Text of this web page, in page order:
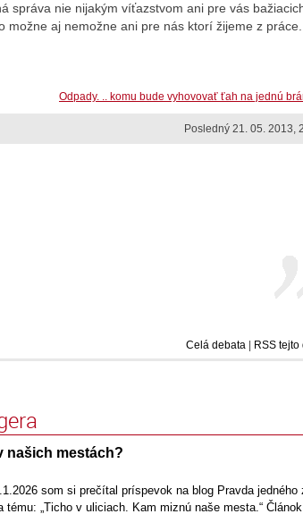
správa nie nijakým víťazstvom ani pre vás
možne aj nemožne ani pre nás ktorí žijeme z práce.
Odpady. .. komu bude vyhovovať ťah na jednú
Posledný 21. 05. 2013,
Celá debata RSS tejto
našich mestách?
som si prečítal príspevok na blog Pravda jedného
tému: „Ticho v uliciach. Kam miznú naše mesta.“